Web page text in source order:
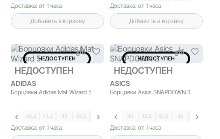
Доставка: от 1 часа
Добавить в корзину
Доставка: от 1 часа
Добавить в корзину
НЕДОСТУПЕН
НЕДОСТУПЕН
ADIDAS
Борцовки Adidas Mat Wizard 5
40.5 41.5 42 42.5 43.5 44 44.5 45.5 46
Доставка: от 1 часа
НЕДОСТУПЕН
НЕДОСТУПЕН
ASICS
Борцовки Asics SNAPDOWN 3
40 40.5 41.5 42 42.5
Доставка: от 1 часа